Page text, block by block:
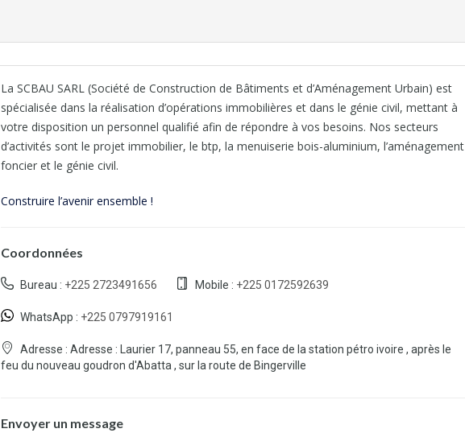
La SCBAU SARL (Société de Construction de Bâtiments et d’Aménagement Urbain) est
spécialisée dans la réalisation d’opérations immobilières et dans le génie civil, mettant à
votre disposition un personnel qualifié afin de répondre à vos besoins. Nos secteurs
d’activités sont le projet immobilier, le btp, la menuiserie bois-aluminium, l’aménagement
foncier et le génie civil.
Construire l’avenir ensemble !
Coordonnées
Bureau : +225 2723491656 Mobile : +225 0172592639
WhatsApp : +225 0797919161
Adresse : Adresse : Laurier 17, panneau 55, en face de la station pétro ivoire , après le
feu du nouveau goudron d'Abatta , sur la route de Bingerville
Envoyer un message